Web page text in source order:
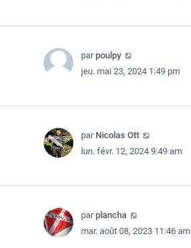
parpoulpy
jeu. mai 23, 2024 1:49 pm
par Nicolas Ott
lun. févr. 12, 2024 9:49 am
parplancha
mar. août 08, 2023 11:46 am